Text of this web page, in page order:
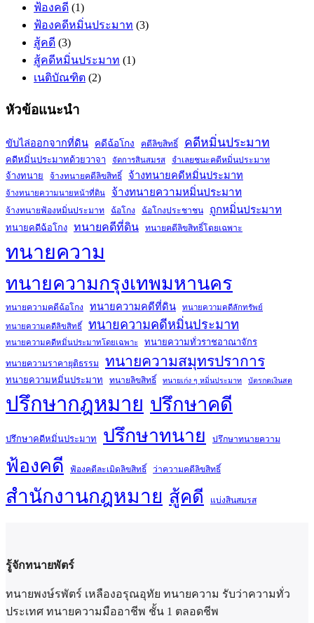
ฟ้องคดี (1)
ฟ้องคดีหมิ่นประมาท (3)
สู้คดี (3)
สู้คดีหมิ่นประมาท (1)
เนติบัณฑิต (2)
หัวข้อแนะนำ
ขับไล่ออกจากที่ดิน คดีฉ้อโกง คดีลิขสิทธิ์ คดีหมิ่นประมาท
คดีหมิ่นประมาทด้วยวาจา จัดการสินสมรส จำเลยชนะคดีหมิ่นประมาท
จ้างทนาย จ้างทนายคดีลิขสิทธิ์ จ้างทนายคดีหมิ่นประมาท
จ้างทนายความนายหน้าที่ดิน จ้างทนายความหมิ่นประมาท
จ้างทนายฟ้องหมิ่นประมาท ฉ้อโกง ฉ้อโกงประชาชน ถูกหมิ่นประมาท
ทนายคดีฉ้อโกง ทนายคดีที่ดิน ทนายคดีลิขสิทธิ์โดยเฉพาะ
ทนายความ
ทนายความกรุงเทพมหานคร
ทนายความคดีฉ้อโกง ทนายความคดีที่ดิน ทนายความคดีลักทรัพย์
ทนายความคดีลิขสิทธิ์ ทนายความคดีหมิ่นประมาท
ทนายความคดีหมิ่นประมาทโดยเฉพาะ ทนายความทั่วราชอาณาจักร
ทนายความราคายุติธรรม ทนายความสมุทรปราการ
ทนายความหมิ่นประมาท ทนายลิขสิทธิ์ ทนายเก่ง ๆ หมิ่นประมาท บัตรกดเงินสด
ปรึกษากฎหมาย ปรึกษาคดี
ปรึกษาคดีหมิ่นประมาท ปรึกษาทนาย ปรึกษาทนายความ
ฟ้องคดี ฟ้องคดีละเมิดลิขสิทธิ์ ว่าความคดีลิขสิทธิ์
สำนักงานกฎหมาย สู้คดี แบ่งสินสมรส
รู้จักทนายพัตร์
ทนายพงษ์รพัตร์ เหลืองอรุณอุทัย ทนายความ รับว่าความทั่ว
ประเทศ ทนายความมืออาชีพ ชั้น 1 ตลอดชีพ